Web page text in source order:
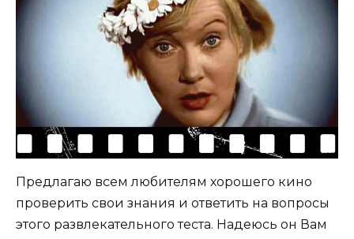
Предлагаю всем любителям хорошего кино
проверить свои знания и ответить на вопросы
этого развлекательного теста. Надеюсь он Вам